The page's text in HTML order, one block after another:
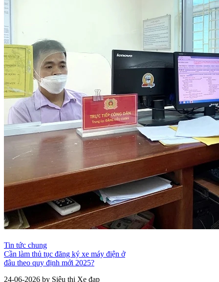
Tin tức chung
Cần làm thủ tục đăng ký xe máy điện ở
đâu theo quy định mới 2025?
24-06-2026 by Siêu thị Xe đạp